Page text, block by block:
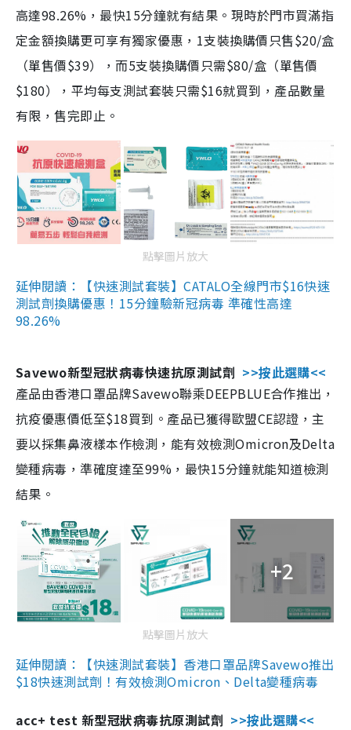
高達98.26%，最快15分鐘就有結果。現時於門市買滿指
定金額換購更可享有獨家優惠，1支裝換購價只售$20/盒
（單售價$39），而5支裝換購價只需$80/盒（單售價
$180），平均每支測試套裝只需$16就買到，產品數量
有限，售完即止。
點擊圖片放大
延伸閱讀：【快速測試套裝】CATALO全線門市$16快速
測試劑換購優惠！15分鐘驗新冠病毒 準確性高達
98.26%
Savewo新型冠狀病毒快速抗原測試劑 >>按此選購<<
產品由香港口罩品牌Savewo聯乘DEEPBLUE合作推出，
抗疫優惠價低至$18買到。產品已獲得歐盟CE認證，主
要以採集鼻液樣本作檢測，能有效檢測Omicron及Delta
變種病毒，準確度達至99%，最快15分鐘就能知道檢測
結果。
+2
點擊圖片放大
延伸閱讀：【快速測試套裝】香港口罩品牌Savewo推出
$18快速測試劑！有效檢測Omicron、Delta變種病毒
acc+ test 新型冠狀病毒抗原測試劑 >>按此選購<<